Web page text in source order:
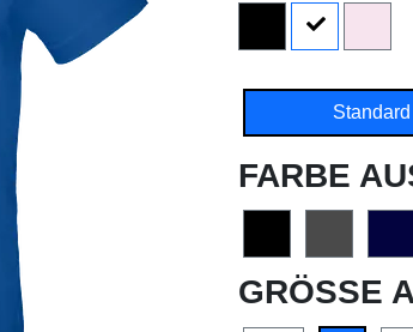
FARBE
GRÖSSE